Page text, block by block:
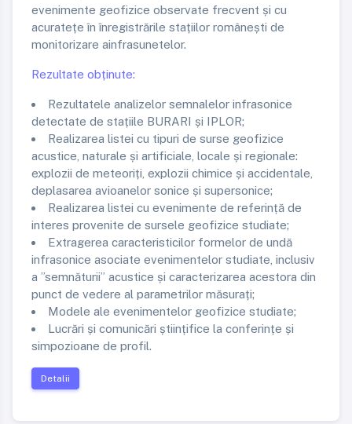
evenimente geofizice observate frecvent și cu
acuratețe în înregistrările stațiilor românești de
monitorizare ainfrasunetelor.
Rezultate obținute:
Rezultatele analizelor semnalelor infrasonice
detectate de stațiile BURARI și IPLOR;
Realizarea listei cu tipuri de surse geofizice
acustice, naturale și artificiale, locale și regionale:
explozii de meteoriți, explozii chimice și accidentale,
deplasarea avioanelor sonice și supersonice;
Realizarea listei cu evenimente de referință de
interes provenite de sursele geofizice studiate;
Extragerea caracteristicilor formelor de undă
infrasonice asociate evenimentelor studiate, inclusiv
a ”semnăturii” acustice și caracterizarea acestora din
punct de vedere al parametrilor măsurați;
Modele ale evenimentelor geofizice studiate;
Lucrări și comunicări științifice la conferințe și
simpozioane de profil.
Detalii